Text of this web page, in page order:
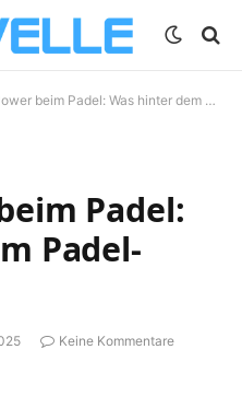
beim Padel: Was hinter dem Padel-Trend steckt
Padel:
Padel-
Keine Kommentare